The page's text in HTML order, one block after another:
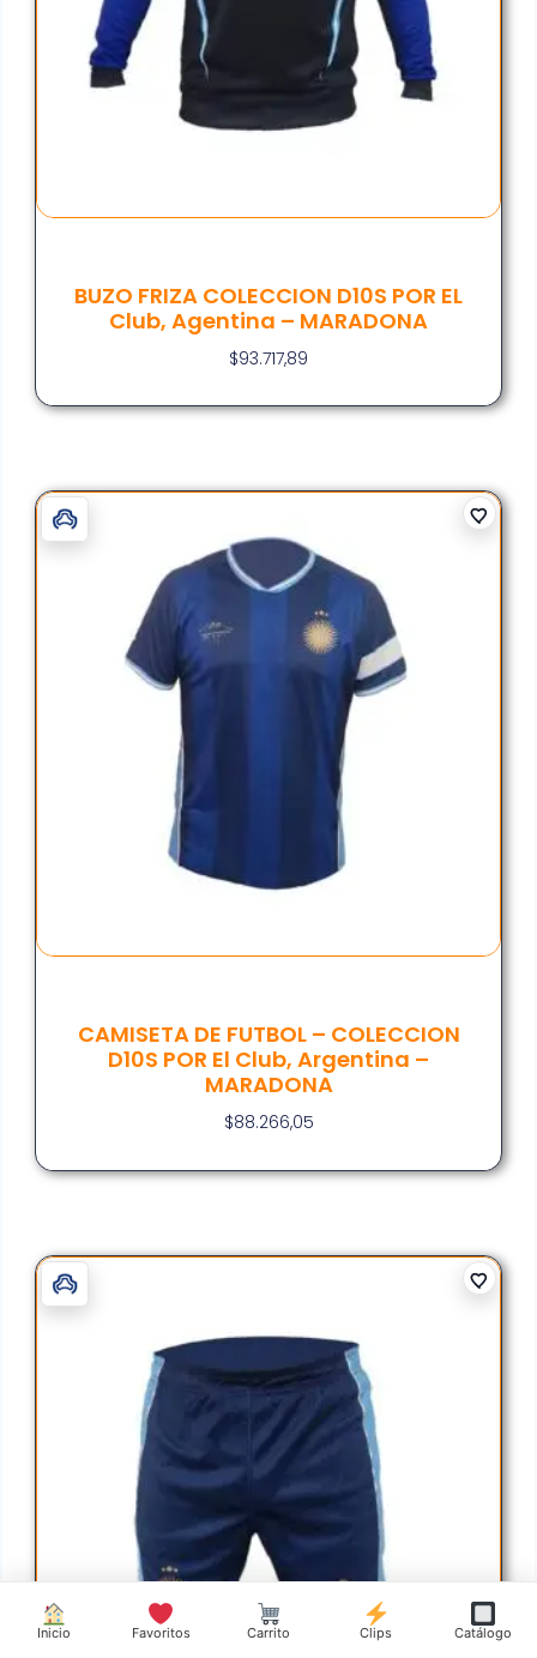
BUZO FRIZA COLECCION D10S POR EL
Club, Agentina – MARADONA
$93.717,89
CAMISETA DE FUTBOL – COLECCION
D10S POR El Club, Argentina –
MARADONA
$88.266,05
Inicio Favoritos Carrito Clips Catálogo